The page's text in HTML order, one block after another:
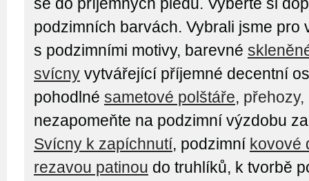
podzimních barvách. Vybrali jsme pro
s podzimními motivy, barevné
svícny vytvářející příjemné decentní
pohodlné sametové polštáře, přehozy,
nezapomeňte na podzimní výzdobu
Svícny k zapíchnutí, podzimní kovové
rezavou patinou do truhlíků, k tvorbě